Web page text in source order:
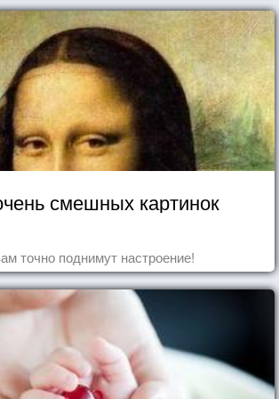
смешных картинок
точно поднимут настроение!